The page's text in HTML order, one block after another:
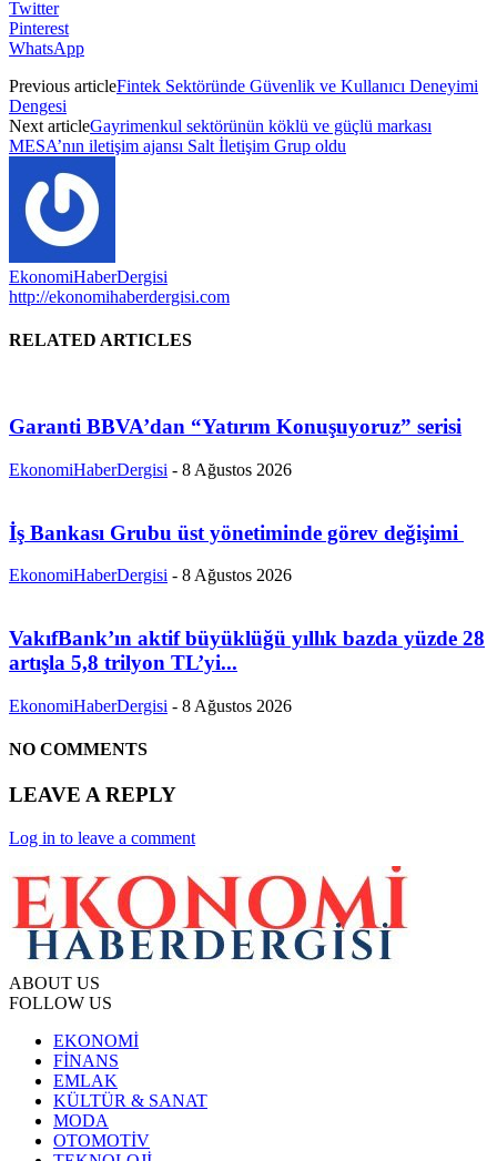
Twitter
Pinterest
WhatsApp
Previous articleFintek Sektöründe Güvenlik ve Kullanıcı Deneyimi
Dengesi
Next articleGayrimenkul sektörünün köklü ve güçlü markası
MESA’nın iletişim ajansı Salt İletişim Grup oldu
EkonomiHaberDergisi
http://ekonomihaberdergisi.com
RELATED ARTICLES
Garanti BBVA’dan “Yatırım Konuşuyoruz” serisi
EkonomiHaberDergisi - 8 Ağustos 2026
İş Bankası Grubu üst yönetiminde görev değişimi
EkonomiHaberDergisi - 8 Ağustos 2026
VakıfBank’ın aktif büyüklüğü yıllık bazda yüzde 28
artışla 5,8 trilyon TL’yi...
EkonomiHaberDergisi - 8 Ağustos 2026
NO COMMENTS
LEAVE A REPLY
Log in to leave a comment
ABOUT US
FOLLOW US
EKONOMİ
FİNANS
EMLAK
KÜLTÜR & SANAT
MODA
OTOMOTİV